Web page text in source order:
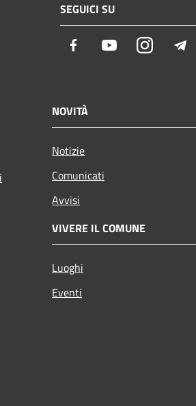
SEGUICI SU
Facebook YoutubeInstagram
NOVITÀ
Notizie
Comunicati
Avvisi
VIVERE IL COMUNE
Luoghi
Eventi